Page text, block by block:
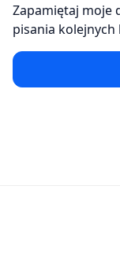
Zapamiętaj moje
pisania kolejnych